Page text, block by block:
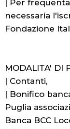
| Per
necessaria
Fondazione
MODALITA' DI
| Contanti,
| Bonifico
Puglia
Banca BCC